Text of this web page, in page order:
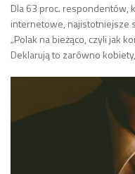
Dla 63 proc. respondentów,
internetowe, najistotniejsze
„Polak na bieżąco, czyli jak
Deklarują to zarówno